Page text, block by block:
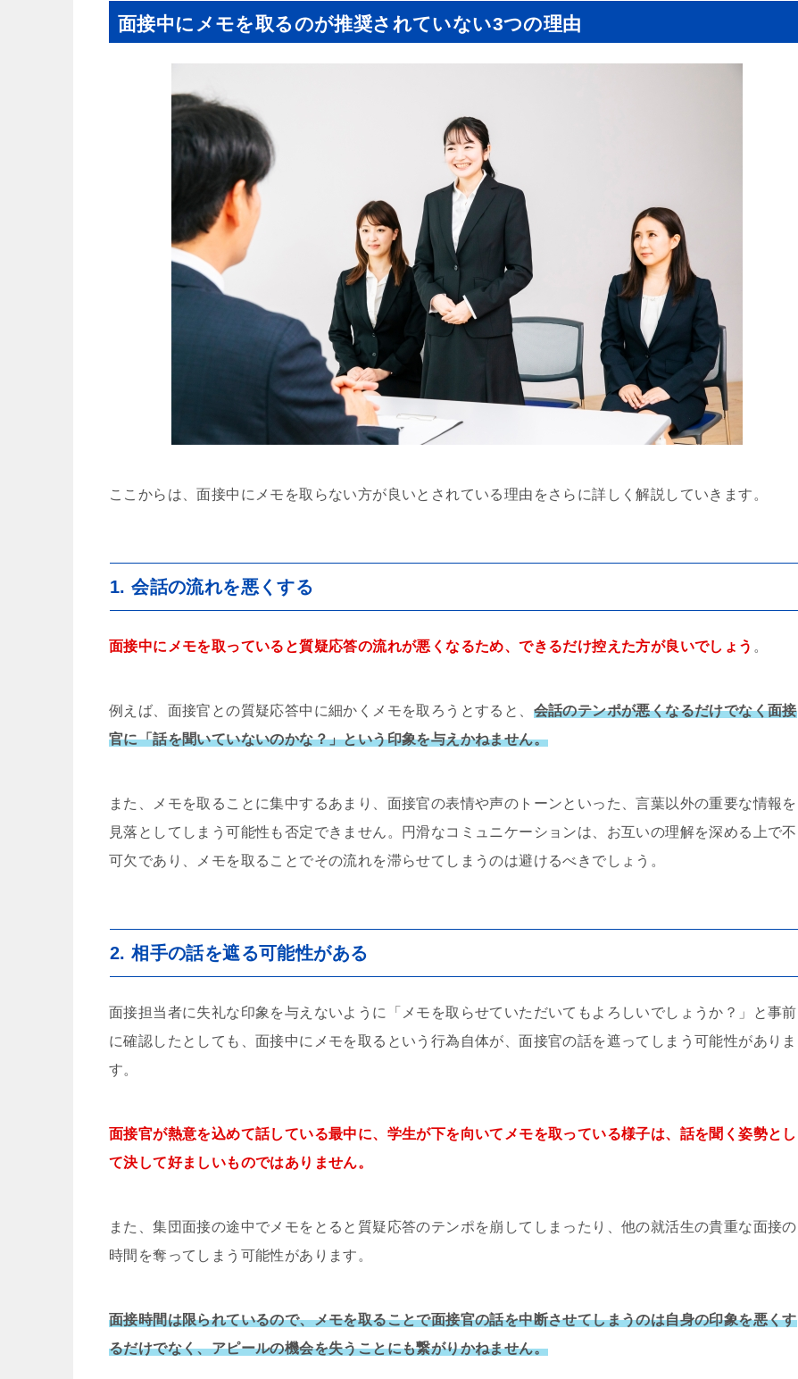
面接中にメモを取るのが推奨されていない3つの理由
ここからは、面接中にメモを取らない方が良いとされている理由をさらに詳しく解説していきます。
1. 会話の流れを悪くする
面接中にメモを取っていると質疑応答の流れが悪くなるため、できるだけ控えた方が良いでしょう 。
例えば、面接官との質疑応答中に細かくメモを取ろうとすると、 会話のテンポが悪くなるだけでなく面接
官に「話を聞いていないのかな？」という印象を与えかねません。
また、メモを取ることに集中するあまり、面接官の表情や声のトーンといった、言葉以外の重要な情報を
見落としてしまう可能性も否定できません。円滑なコミュニケーションは、お互いの理解を深める上で不
可欠であり、メモを取ることでその流れを滞らせてしまうのは避けるべきでしょう。
2. 相手の話を遮る可能性がある
面接担当者に失礼な印象を与えないように「メモを取らせていただいてもよろしいでしょうか？」と事前
に確認したとしても、面接中にメモを取るという行為自体が、面接官の話を遮ってしまう可能性がありま
す。
面接官が熱意を込めて話している最中に、学生が下を向いてメモを取っている様子は、話を聞く姿勢とし
て決して好ましいものではありません。
また、集団面接の途中でメモをとると質疑応答のテンポを崩してしまったり、他の就活生の貴重な面接の
時間を奪ってしまう可能性があります。
面接時間は限られているので、メモを取ることで面接官の話を中断させてしまうのは自身の印象を悪くす
るだけでなく、アピールの機会を失うことにも繋がりかねません。